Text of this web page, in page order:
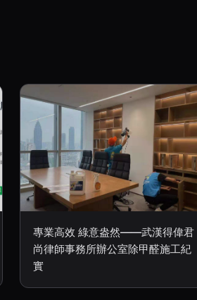
專業高效 綠意盎然——武漢得偉君
尚律師事務所辦公室除甲醛施工紀
實